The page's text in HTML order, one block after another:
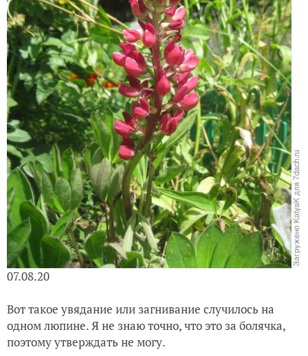
07.08.20
Вот такое увядание или загнивание случилось на
одном люпине. Я не знаю точно, что это за болячка,
поэтому утверждать не могу.